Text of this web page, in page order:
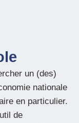
un (des)
nationale
en particulier.
de